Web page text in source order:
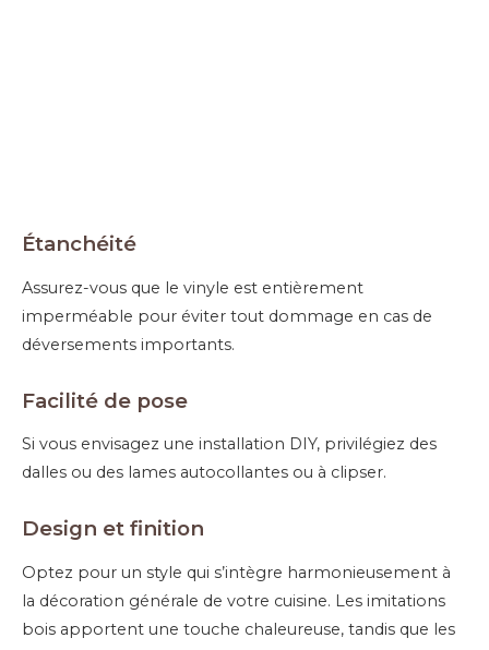
Étanchéité
Assurez-vous que le vinyle est entièrement
imperméable pour éviter tout dommage en cas de
déversements importants.
Facilité de pose
Si vous envisagez une installation DIY, privilégiez des
dalles ou des lames autocollantes ou à clipser.
Design et finition
Optez pour un style qui s’intègre harmonieusement à
la décoration générale de votre cuisine. Les imitations
bois apportent une touche chaleureuse, tandis que les